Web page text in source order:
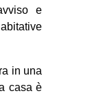
e
in una
casa è